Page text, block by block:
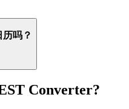
吗？
Converter?